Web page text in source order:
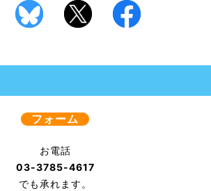
フォーム
お電話
03-3785-4617
でも承れます。